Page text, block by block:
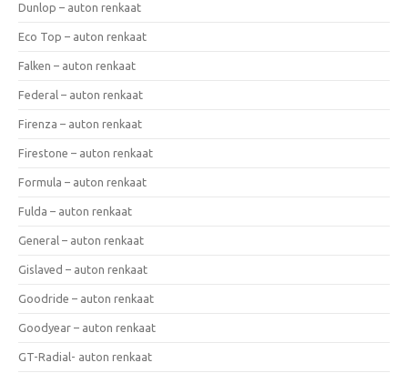
Dunlop – auton renkaat
Eco Top – auton renkaat
Falken – auton renkaat
Federal – auton renkaat
Firenza – auton renkaat
Firestone – auton renkaat
Formula – auton renkaat
Fulda – auton renkaat
General – auton renkaat
Gislaved – auton renkaat
Goodride – auton renkaat
Goodyear – auton renkaat
GT-Radial- auton renkaat